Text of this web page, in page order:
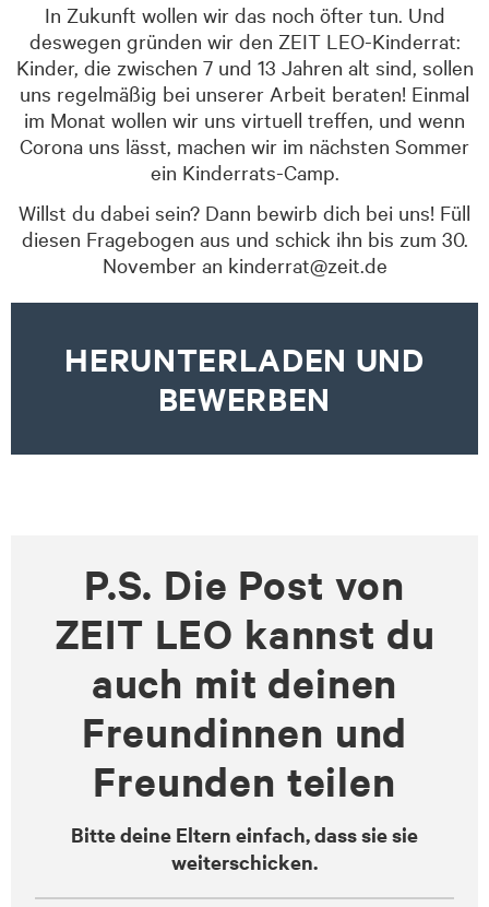
In Zukunft wollen wir das noch öfter tun. Und
deswegen gründen wir den ZEIT LEO-Kinderrat:
Kinder, die zwischen 7 und 13 Jahren alt sind, sollen
uns regelmäßig bei unserer Arbeit beraten! Einmal
im Monat wollen wir uns virtuell treffen, und wenn
Corona uns lässt, machen wir im nächsten Sommer
ein Kinderrats-Camp.
Willst du dabei sein? Dann bewirb dich bei uns! Füll
diesen Fragebogen aus und schick ihn bis zum 30.
November an kinderrat@zeit.de
HERUNTERLADEN UND
BEWERBEN
P.S. Die Post von
ZEIT LEO kannst du
auch mit deinen
Freundinnen und
Freunden teilen
Bitte deine Eltern einfach, dass sie sie
weiterschicken.